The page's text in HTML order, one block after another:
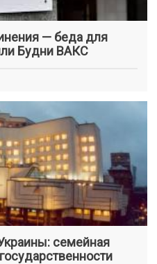
— беда для
Будни ВАКС
семейная